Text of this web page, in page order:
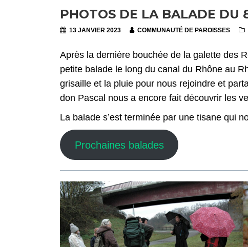
PHOTOS DE LA BALADE DU
13 JANVIER 2023 COMMUNAUTÉ DE PAROISSES
Après la dernière bouchée de la galette des
petite balade le long du canal du Rhône au
grisaille et la pluie pour nous rejoindre et
don Pascal nous a encore fait découvrir les
La balade s’est terminée par une tisane qui
Prochaines balades